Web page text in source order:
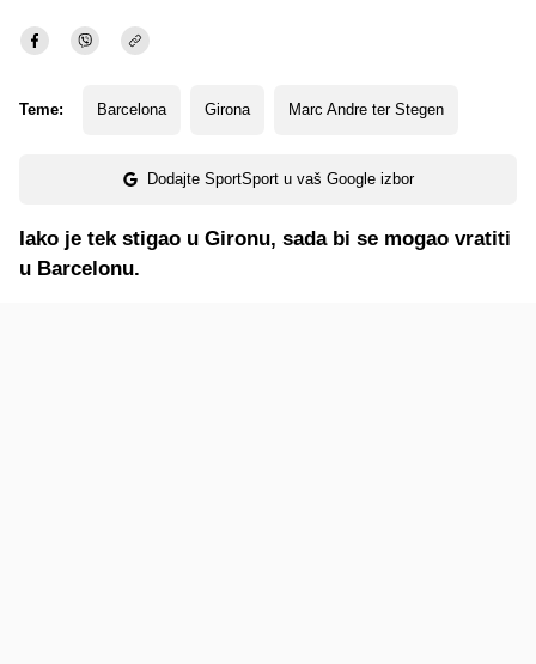
Teme: Barcelona Girona Marc Andre ter Stegen
Dodajte SportSport u vaš Google izbor
Iako je tek stigao u Gironu, sada bi se mogao vratiti
u Barcelonu.